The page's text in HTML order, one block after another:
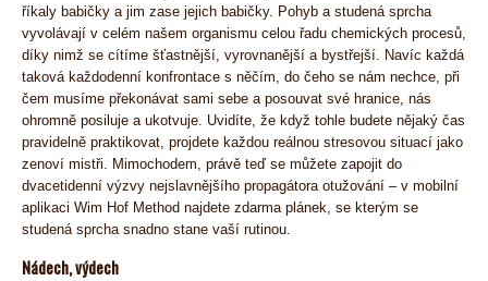
říkaly babičky a jim zase jejich babičky. Pohyb a studená sprcha
vyvolávají v celém našem organismu celou řadu chemických procesů,
díky nimž se cítíme šťastnější, vyrovnanější a bystřejší. Navíc každá
taková každodenní konfrontace s něčím, do čeho se nám nechce, při
čem musíme překonávat sami sebe a posouvat své hranice, nás
ohromně posiluje a ukotvuje. Uvidíte, že když tohle budete nějaký čas
pravidelně praktikovat, projdete každou reálnou stresovou situací jako
zenoví mistři. Mimochodem, právě teď se můžete zapojit do
dvacetidenní výzvy nejslavnějšího propagátora otužování – v mobilní
aplikaci Wim Hof Method najdete zdarma plánek, se kterým se
studená sprcha snadno stane vaší rutinou.
Nádech, výdech